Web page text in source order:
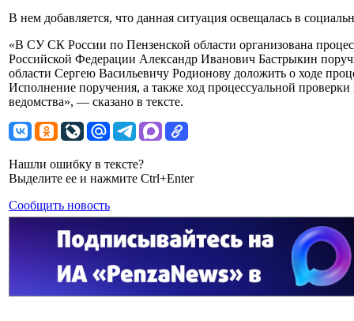
В нем добавляется, что данная ситуация освещалась в
«В СУ СК России по Пензенской области организована
Российской Федерации Александр Иванович Бастрыкин
области Сергею Васильевичу Родионову доложить о ходе
Исполнение поручения, а также ход процессуальной
ведомства», — сказано в тексте.
Нашли ошибку в тексте?
Выделите ее и нажмите Ctrl+Enter
Сообщить новость